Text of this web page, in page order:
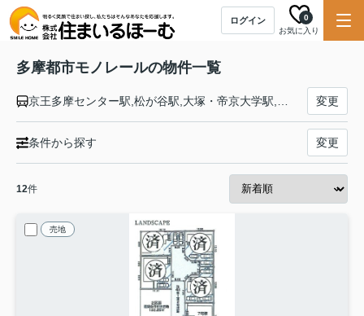
ログイン
お気に入り
0
多摩都市モノレールの物件一覧
変更
条件から探す 変更
12件
売地